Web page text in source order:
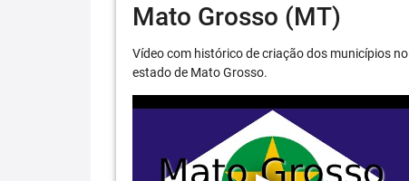
Mato Grosso (MT)
Vídeo com histórico de criação dos municípios no
estado de Mato Grosso.